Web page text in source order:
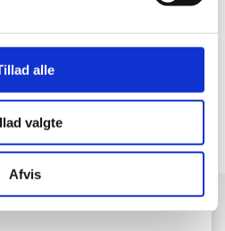
alle
valgte
Afvis
dig
9:00 - 15:30